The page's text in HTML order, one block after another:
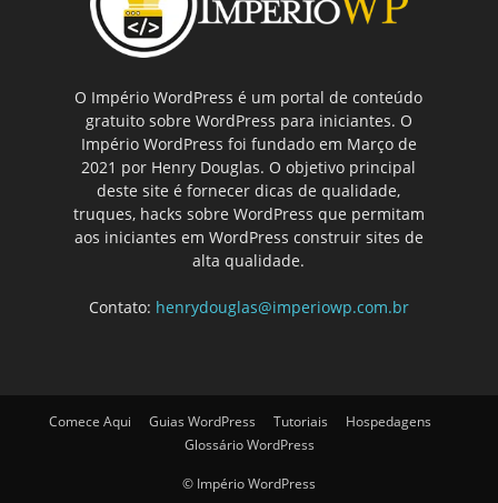
O Império WordPress é um portal de conteúdo
gratuito sobre WordPress para iniciantes. O
Império WordPress foi fundado em Março de
2021 por Henry Douglas. O objetivo principal
deste site é fornecer dicas de qualidade,
truques, hacks sobre WordPress que permitam
aos iniciantes em WordPress construir sites de
alta qualidade.
Contato: henrydouglas@imperiowp.com.br
Comece Aqui Guias WordPress Tutoriais
Hospedagens
Glossário WordPress
© Império WordPress